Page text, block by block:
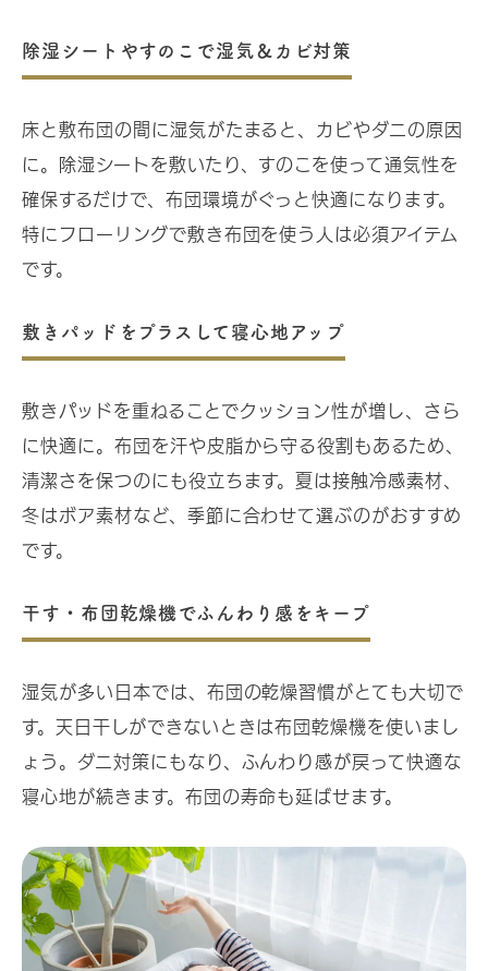
除湿シートやすのこで湿気＆カビ対策
床と敷布団の間に湿気がたまると、カビやダニの原因
に。除湿シートを敷いたり、すのこを使って通気性を
確保するだけで、布団環境がぐっと快適になります。
特にフローリングで敷き布団を使う人は必須アイテム
です。
敷きパッドをプラスして寝心地アップ
敷きパッドを重ねることでクッション性が増し、さら
に快適に。布団を汗や皮脂から守る役割もあるため、
清潔さを保つのにも役立ちます。夏は接触冷感素材、
冬はボア素材など、季節に合わせて選ぶのがおすすめ
です。
干す・布団乾燥機でふんわり感をキープ
湿気が多い日本では、布団の乾燥習慣がとても大切で
す。天日干しができないときは布団乾燥機を使いまし
ょう。ダニ対策にもなり、ふんわり感が戻って快適な
寝心地が続きます。布団の寿命も延ばせます。